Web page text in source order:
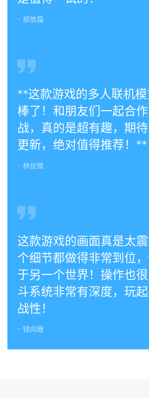
- 郝依霜
**这款游戏的多人联机
棒了！和朋友们一起合
战，真的是超有趣，期
更新，绝对值得推荐！**
- 林丝微
这款游戏的画面真是太
个细节都做得非常到位
于另一个世界！操作也
斗系统非常有深度，玩
战性！
- 钱向珊